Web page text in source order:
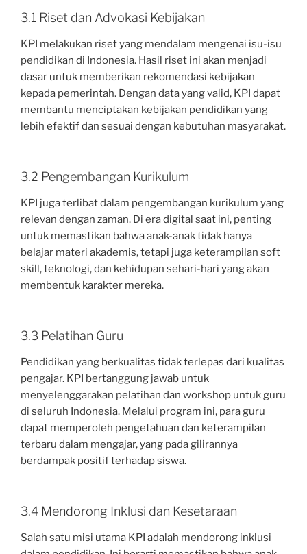
3.1 Riset dan Advokasi Kebijakan
KPI melakukan riset yang mendalam mengenai isu-isu
pendidikan di Indonesia. Hasil riset ini akan menjadi
dasar untuk memberikan rekomendasi kebijakan
kepada pemerintah. Dengan data yang valid, KPI dapat
membantu menciptakan kebijakan pendidikan yang
lebih efektif dan sesuai dengan kebutuhan masyarakat.
3.2 Pengembangan Kurikulum
KPI juga terlibat dalam pengembangan kurikulum yang
relevan dengan zaman. Di era digital saat ini, penting
untuk memastikan bahwa anak-anak tidak hanya
belajar materi akademis, tetapi juga keterampilan soft
skill, teknologi, dan kehidupan sehari-hari yang akan
membentuk karakter mereka.
3.3 Pelatihan Guru
Pendidikan yang berkualitas tidak terlepas dari kualitas
pengajar. KPI bertanggung jawab untuk
menyelenggarakan pelatihan dan workshop untuk guru
di seluruh Indonesia. Melalui program ini, para guru
dapat memperoleh pengetahuan dan keterampilan
terbaru dalam mengajar, yang pada gilirannya
berdampak positif terhadap siswa.
3.4 Mendorong Inklusi dan Kesetaraan
Salah satu misi utama KPI adalah mendorong inklusi